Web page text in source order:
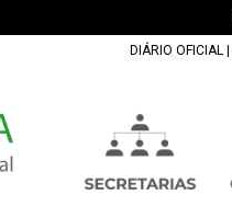
DIÁRIO OFICIAL